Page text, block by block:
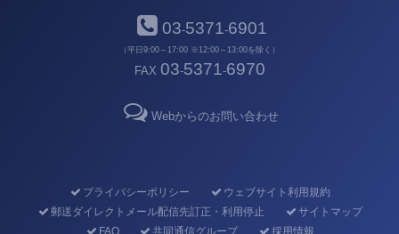
03-5371-6901
（平日9:00～17:00 ※12:00～13:00を除く）
FAX 03-5371-6970
Webからのお問い合わせ
プライバシーポリシー
ウェブサイト利用規約
郵送ダイレクトメール配信先訂正・利用停止
サイトマップ
FAQ
共同通信グループ 採用情報